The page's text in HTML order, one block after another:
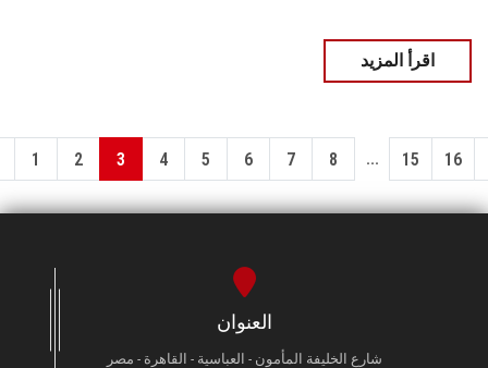
اقرأ المزيد
1 2 3 4 5 6 7 8 ... 15 16
العنوان
شارع الخليفة المأمون - العباسية - القاهرة - مصر